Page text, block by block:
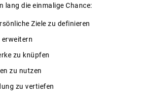
lang die einmalige Chance:
Ziele zu definieren
zu knüpfen
zu nutzen
zu vertiefen